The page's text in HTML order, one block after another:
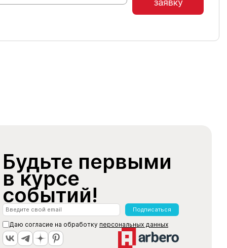
заявку
Будьте первыми
в курсе
событий!
Подписаться
Даю согласие на обработку персональных данных